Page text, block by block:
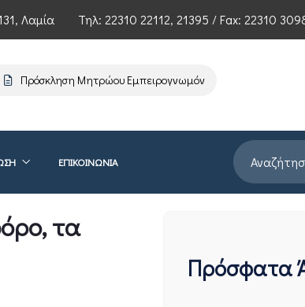
Λαμία Τηλ: 22310 22112, 21395 / Fax: 22310
Πρόσκληση Μητρώου Εμπειρογνωμόνων Τεχνολογιών Αιχμής
ΕΠΙΚΟΙΝΩΝΊΑ
τα
Πρόσφατα